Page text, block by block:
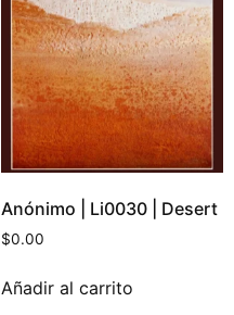
Anónimo | Li0030 | Desert
$0.00
Añadir al carrito